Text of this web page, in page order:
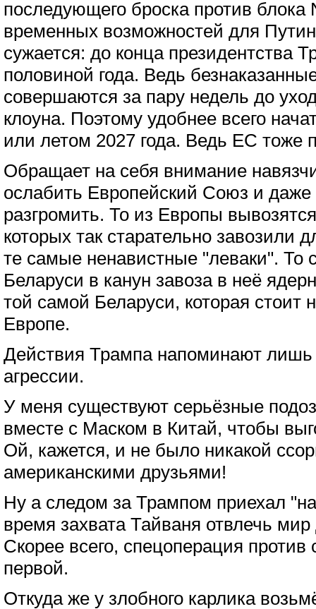
последующего броска против блока
временных возможностей для
сужается: до конца президентства
половиной года. Ведь
совершаются за пару недель до
клоуна. Поэтому удобнее всего
или летом 2027 года. Ведь ЕС тоже
Обращает на себя внимание
ослабить Европейский Союз и даже
разгромить. То из Европы
которых так старательно завозили
те самые ненавистные "леваки". То
Беларуси в канун завоза в неё
той самой Беларуси, которая стоит
Европе.
Действия Трампа напоминают лишь
агрессии.
У меня существуют серьёзные
вместе с Маском в Китай, чтобы
Ой, кажется, и не было никакой
американскими друзьями!
Ну а следом за Трампом приехал
время захвата Тайваня отвлечь
Скорее всего, спецоперация против
первой.
Откуда же у злобного карлика